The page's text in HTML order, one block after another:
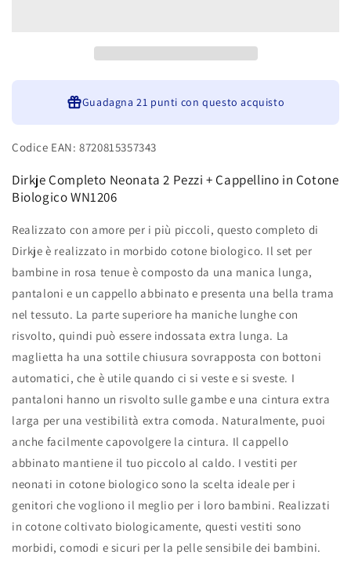
Cotone
Cotone
Guadagna21 punti con questo acquisto
Codice EAN: 8720815357343
Dirkje Completo Neonata 2 Pezzi + Cappellino in Cotone
Biologico WN1206
Realizzato con amore per i più piccoli, questo completo di
Dirkje è realizzato in morbido cotone biologico. Il set per
bambine in rosa tenue è composto da una manica lunga,
pantaloni e un cappello abbinato e presenta una bella trama
nel tessuto. La parte superiore ha maniche lunghe con
risvolto, quindi può essere indossata extra lunga. La
maglietta ha una sottile chiusura sovrapposta con bottoni
automatici, che è utile quando ci si veste e si sveste. I
pantaloni hanno un risvolto sulle gambe e una cintura extra
larga per una vestibilità extra comoda. Naturalmente, puoi
anche facilmente capovolgere la cintura. Il cappello
abbinato mantiene il tuo piccolo al caldo. I vestiti per
neonati in cotone biologico sono la scelta ideale per i
genitori che vogliono il meglio per i loro bambini. Realizzati
in cotone coltivato biologicamente, questi vestiti sono
morbidi, comodi e sicuri per la pelle sensibile dei bambini.